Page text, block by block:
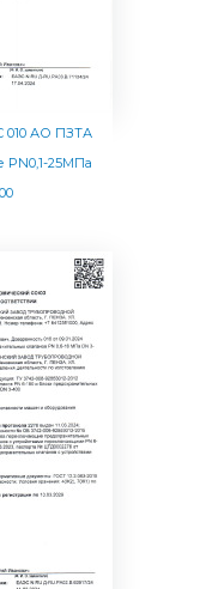
010 АО ПЗТА
PN0,1-25МПа